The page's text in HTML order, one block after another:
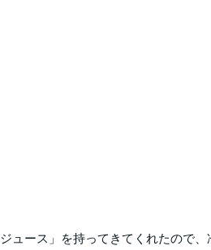
ュース」を持ってきてくれたので